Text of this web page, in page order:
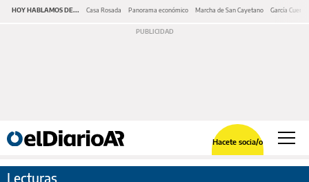
HOY HABLAMOS DE... Casa Rosada Panorama económico Marcha de San Cayetano García Cuerva
Hacete socia/o
Lecturas